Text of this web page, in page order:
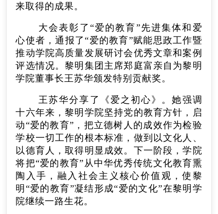
来取得的成果。
大会表彰了“爱的教育”先进集体和爱
心使者，通报了“爱的教育”赋能思政工作暨
推动学院高质量发展研讨会优秀文章和案例
评选情况。黎明集团主席郑庭富亲自为黎明
学院董事长王苏华颁发特别贡献奖。
王苏华分享了《爱之初心》。她强调
十六年来，黎明学院坚持党的教育方针，启
动“爱的教育”，把立德树人的成效作为检验
学校一切工作的根本标准，做到以文化人、
以德育人，取得明显成效。下一阶段，学院
将把“爱的教育”从中华优秀传统文化教育熏
陶入手，融入社会主义核心价值观，使黎
明“爱的教育”凝结形成“爱的文化”在黎明学
院继续一路生花。